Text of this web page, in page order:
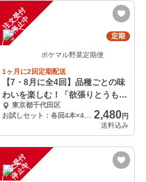
注
文
受
付
停
止
中
定期
ポケマル野菜定期便
1ヶ月に2回定期配送
【7・8月に全4回】品種ごとの味
わいを楽しむ！「欲張りとうもろ
こしの定期便」
東京都千代田区
お試しセット：各回4本×4配送（全4品種）※各月2,480円×2のお支払い※
2,480円
送料込み
注
文
受
付
停
止
中